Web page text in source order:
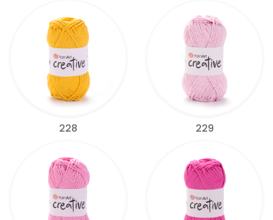
228 229